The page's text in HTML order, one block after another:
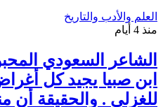
العلم والأدب والتاريخ
منذ 4 أيام
الشاعر السعودي
ابن صبيا يجيد كل
للغزلي . والحقيقة أن